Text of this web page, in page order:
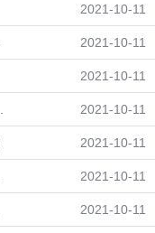
2021-10-11
2021-10-11
2021-10-11
2021-10-11
2021-10-11
2021-10-11
2021-10-11